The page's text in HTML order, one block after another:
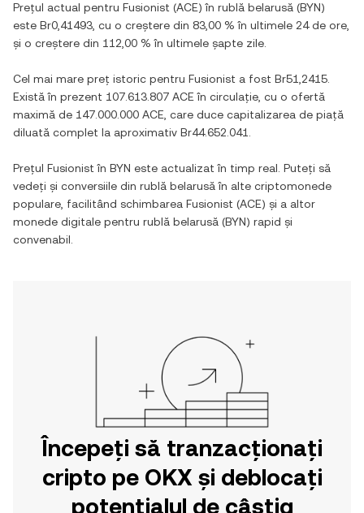
Prețul actual pentru Fusionist (ACE) în rublă belarusă (BYN)
este Br0,41493 , cu o creștere din 83,00 % în ultimele 24 de ore,
și o creștere din 112,00 % în ultimele șapte zile.
Cel mai mare preț istoric pentru Fusionist a fost Br51,2415
Există în prezent 107.613.807 ACE în circulație, cu o ofertă
maximă de 147.000.000 ACE , care duce capitalizarea de piață
diluată complet la aproximativ Br44.652.041
Prețul Fusionist în BYN este actualizat în timp real. Puteți să
vedeți și conversiile din rublă belarusă în alte criptomonede
populare, facilitând schimbarea Fusionist (ACE) și a altor
monede digitale pentru rublă belarusă (BYN) rapid și
convenabil.
Începeți să tranzacționați
cripto pe OKX și deblocați
potențialul de câștig